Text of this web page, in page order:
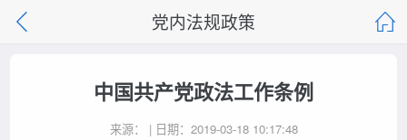
党内法规政策
中国共产党政法工作条例
来源： | 日期：2019-03-18 10:17:48